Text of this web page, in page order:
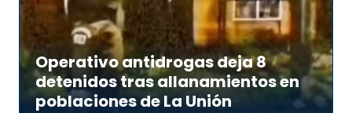
Operativo antidrogas deja 8
detenidos tras allanamientos en
poblaciones de La Unión